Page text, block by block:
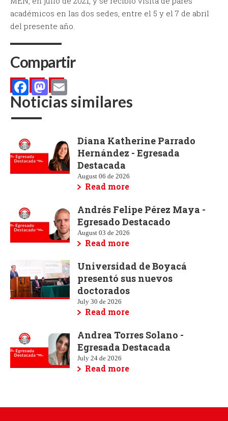
académicos en las dos sedes, entre el 5 y el 7 de abril
del presente año.
Compartir
Facebook
Mastodon
Email
Noticias similares
Diana Katherine Parrado
Hernández - Egresada
Destacada
August 06 de 2026
Read more
Andrés Felipe Pérez Maya -
Egresado Destacado
August 03 de 2026
Read more
Universidad de Boyacá
presentó sus nuevos
doctorados
July 30 de 2026
Read more
Andrea Torres Solano -
Egresada Destacada
July 24 de 2026
Read more